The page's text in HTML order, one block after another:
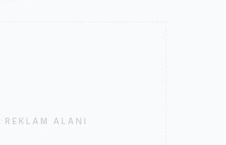
REKLAM ALANI